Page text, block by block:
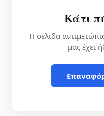
Κάτι
Η σελίδα
μας έχει